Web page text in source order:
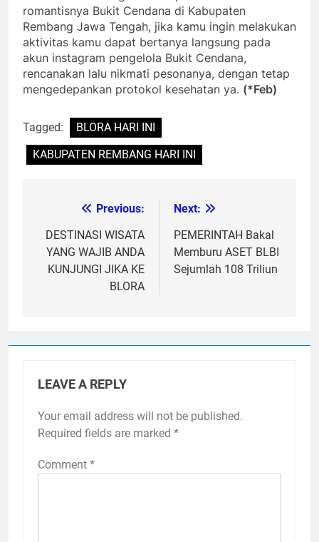
romantisnya Bukit Cendana di Kabupaten
Rembang Jawa Tengah, jika kamu ingin melakukan
aktivitas kamu dapat bertanya langsung pada
akun instagram pengelola Bukit Cendana,
rencanakan lalu nikmati pesonanya, dengan tetap
mengedepankan protokol kesehatan ya. (*Feb)
Tagged:
BLORA HARI INI
KABUPATEN REMBANG HARI INI
navigation
Previous:
DESTINASI WISATA
YANG WAJIB ANDA
KUNJUNGI JIKA KE
BLORA
Next:
PEMERINTAH Bakal
Memburu ASET BLBI
Sejumlah 108 Triliun
LEAVE A REPLY
Your email address will not be published.
Required fields are marked *
Comment *